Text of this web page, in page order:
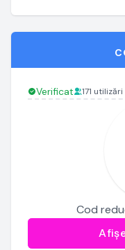
Verificat 171 utilizări
Cod